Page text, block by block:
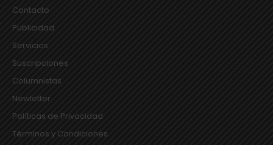
Contacto
Publicidad
Servicios
Suscripciones
Columnistas
Newletter
Políticas de Privacidad
Términos y Condiciones